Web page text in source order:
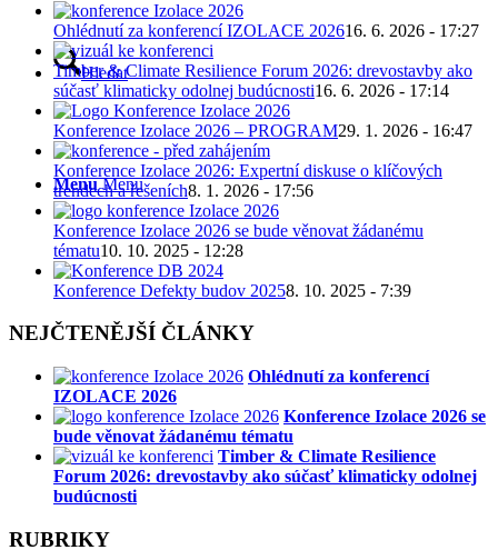
Hledat
Menu Menu
Ohlédnutí za konferencí IZOLACE 202616. 6. 2026 - 17:27
Timber & Climate Resilience Forum 2026: drevostavby ako
súčasť klimaticky odolnej budúcnosti16. 6. 2026 - 17:14
Konference Izolace 2026 – PROGRAM29. 1. 2026 - 16:47
Konference Izolace 2026: Expertní diskuse o klíčových
trendech a řešeních8. 1. 2026 - 17:56
Konference Izolace 2026 se bude věnovat žádanému
tématu10. 10. 2025 - 12:28
Konference Defekty budov 20258. 10. 2025 - 7:39
NEJČTENĚJŠÍ ČLÁNKY
Ohlédnutí za konferencí
IZOLACE 2026
Konference Izolace 2026 se
bude věnovat žádanému tématu
Timber & Climate Resilience
Forum 2026: drevostavby ako súčasť klimaticky odolnej
budúcnosti
RUBRIKY